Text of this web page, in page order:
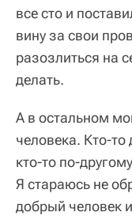
все сто и
вину за свои
разозлиться на
делать.
А в остальном
человека. Кто-то
кто-то по-
Я стараюсь не
добрый человек